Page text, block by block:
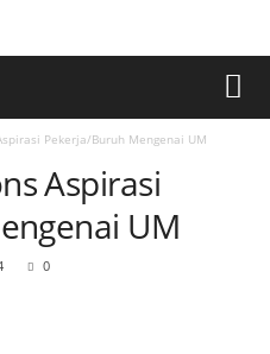
Pekerja/Buruh Mengenai UM
Aspirasi
UM
0